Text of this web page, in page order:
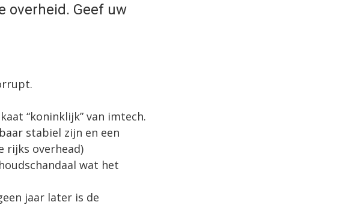
overheid. Geef uw
“koninklijk” van imtech.
stabiel zijn en een
rijks overhead)
wat het
jaar later is de